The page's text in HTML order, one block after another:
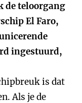
de teloorgang
El Faro,
ingestuurd,
is dat
Als je de